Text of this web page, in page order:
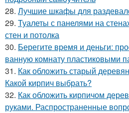
28. Лучшие шкафы для
29. Туалеты с панелями на
стен и потолка
30. Берегите время и деньги:
ванную комнату пластиковыми
31. Как обложить старый
Какой кирпич выбрать?
32. Как обложить кирпичом
руками. Распространенные